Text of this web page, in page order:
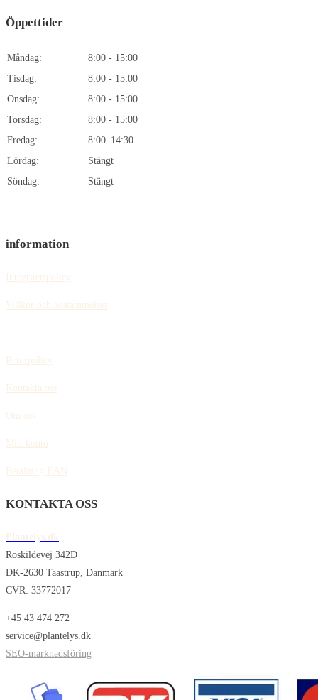
Öppettider
Måndag:
8:00 - 15:00
Tisdag:
8:00 - 15:00
Onsdag:
8:00 - 15:00
Torsdag:
8:00 - 15:00
Fredag:
8:00–14:30
Lördag:
Stängt
Söndag:
Stängt
information
Integritetspolicy
Villkor och bestämmelser
Returpolicy
Kontakta oss
Om oss
Mitt konto
Betalning EAN
KONTAKTA OSS
Plantelys.dk
Roskildevej 342D
DK-2630 Taastrup, Danmark
CVR: 33772017
+45 43 474 272
service@plantelys.dk
SEO-marknadsföring